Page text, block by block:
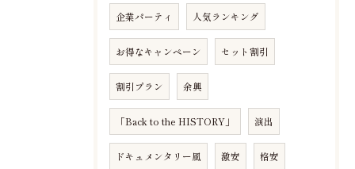
企業パーティ 人気ランキング
お得なキャンペーン セット割引
割引プラン 余興
「Back to the HISTORY」 演出
ドキュメンタリー風 激安 格安